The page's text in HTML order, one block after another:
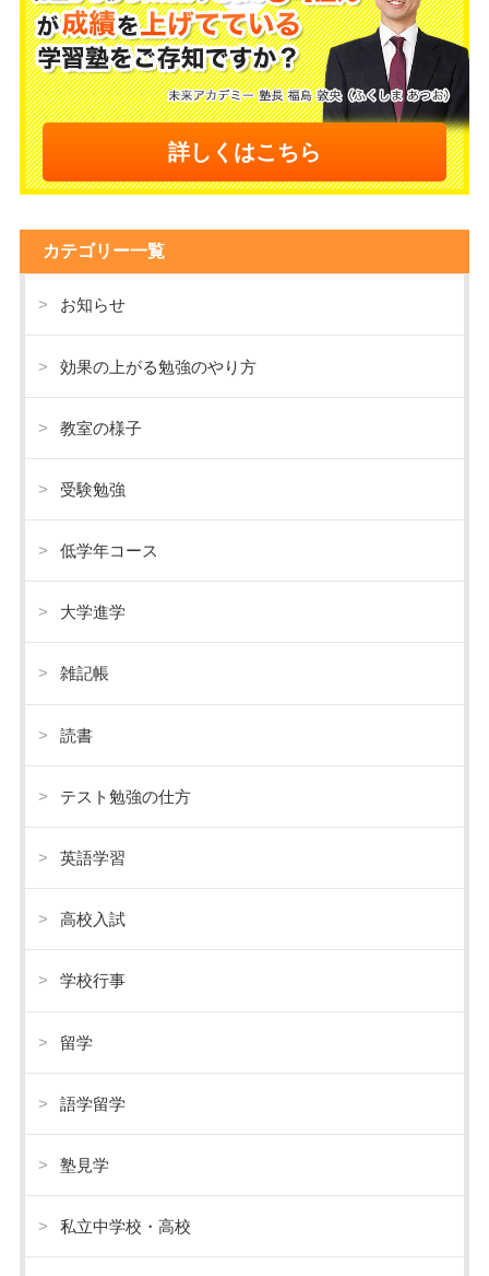
詳しくはこちら
カテゴリー一覧
お知らせ
効果の上がる勉強のやり方
教室の様子
受験勉強
低学年コース
大学進学
雑記帳
読書
テスト勉強の仕方
英語学習
高校入試
学校行事
留学
語学留学
塾見学
私立中学校・高校